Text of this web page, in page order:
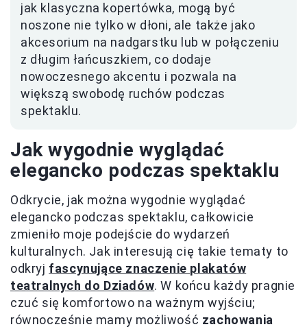
jak klasyczna kopertówka, mogą być
noszone nie tylko w dłoni, ale także jako
akcesorium na nadgarstku lub w połączeniu
z długim łańcuszkiem, co dodaje
nowoczesnego akcentu i pozwala na
większą swobodę ruchów podczas
spektaklu.
Jak wygodnie wyglądać
elegancko podczas spektaklu
Odkrycie, jak można wygodnie wyglądać
elegancko podczas spektaklu, całkowicie
zmieniło moje podejście do wydarzeń
kulturalnych. Jak interesują cię takie tematy to
odkryj fascynujące znaczenie plakatów
teatralnych do Dziadów. W końcu każdy pragnie
czuć się komfortowo na ważnym wyjściu;
równocześnie mamy możliwość zachowania